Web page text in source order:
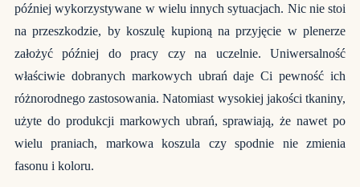
później wykorzystywane w wielu innych sytuacjach. Nic nie stoi
na przeszkodzie, by koszulę kupioną na przyjęcie w plenerze
założyć później do pracy czy na uczelnie. Uniwersalność
właściwie dobranych markowych ubrań daje Ci pewność ich
różnorodnego zastosowania. Natomiast wysokiej jakości tkaniny,
użyte do produkcji markowych ubrań, sprawiają, że nawet po
wielu praniach, markowa koszula czy spodnie nie zmienia
fasonu i koloru.